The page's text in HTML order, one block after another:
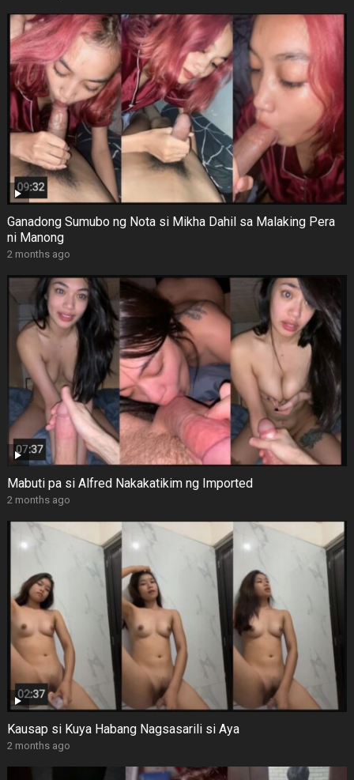
Ganadong Sumubo ng Nota si Mikha Dahil sa Malaking Pera
ni Manong
2 months ago
Mabuti pa si Alfred Nakakatikim ng Imported
2 months ago
Kausap si Kuya Habang Nagsasarili si Aya
2 months ago